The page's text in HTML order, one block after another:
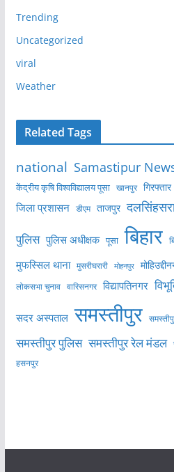
Trending
Uncategorized
viral
Weather
Related Tags
national Samastipur
केंद्रीय कृषि विश्वविद्यालय पूसा खानपुर गिरफ्तार
जिला प्रशासन डीएम ताजपुर
पुलिस पुलिस अधीक्षक पूसा बिहार
मुफस्सिल थाना मुसरीघरारी मोहनपुर
लोकसभा चुनाव वारिसनगर विद्यापतिनगर
सदर अस्पताल समस्तीपुर
समस्तीपुर पुलिस समस्तीपुर रेल मंडल
हसनपुर